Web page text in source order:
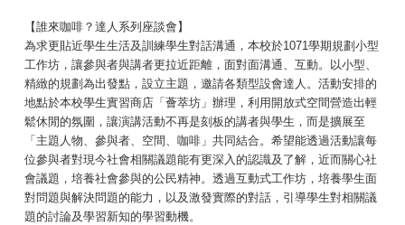
【誰來咖啡？達人系列座談會】
為求更貼近學生生活及訓練學生對話溝通，本校於1071學期規劃小型
工作坊，讓參與者與講者更拉近距離，面對面溝通、互動。以小型、
精緻的規劃為出發點，設立主題，邀請各類型設會達人。活動安排的
地點於本校學生實習商店「薈萃坊」辦理，利用開放式空間營造出輕
鬆休閒的氛圍，讓演講活動不再是刻板的講者與學生，而是擴展至
「主題人物、參與者、空間、咖啡」共同結合。希望能透過活動讓每
位參與者對現今社會相關議題能有更深入的認識及了解，近而關心社
會議題，培養社會參與的公民精神。透過互動式工作坊，培養學生面
對問題與解決問題的能力，以及激發實際的對話，引導學生對相關議
題的討論及學習新知的學習動機。